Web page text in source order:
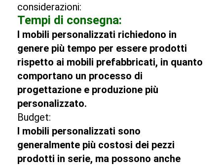
considerazioni:
Tempi di consegna:
I mobili personalizzati richiedono in
genere più tempo per essere prodotti
rispetto ai mobili prefabbricati, in quanto
comportano un processo di
progettazione e produzione più
personalizzato.
Budget:
I mobili personalizzati sono
generalmente più costosi dei pezzi
prodotti in serie, ma possono anche